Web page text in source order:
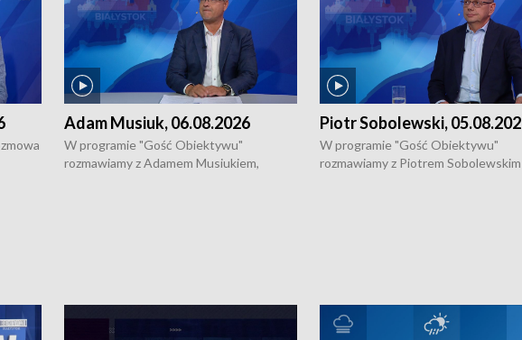
Adam Musiuk, 06.08.2026
W programie "Gość Obiektywu"
rozmawiamy z Adamem Musiukiem,
Piotr Sobolewski,
W programie "Gość Obiektywu"
rozmawiamy z Piotrem